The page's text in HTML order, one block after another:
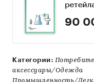
90
Категории:
аксессуары/Одежда